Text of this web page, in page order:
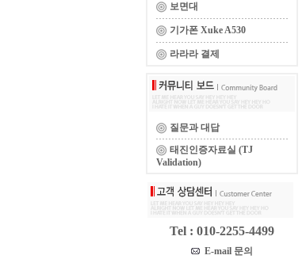
보면대
기가폰 Xuke A530
라라라 결제
질문과 대답
태진인증자료실 (TJ
Validation)
Tel : 010-2255-4499
E-mail 문의